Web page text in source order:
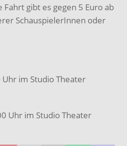
gibt es gegen 5 Euro ab
SchauspielerInnen oder
im Studio Theater
Uhr im Studio Theater